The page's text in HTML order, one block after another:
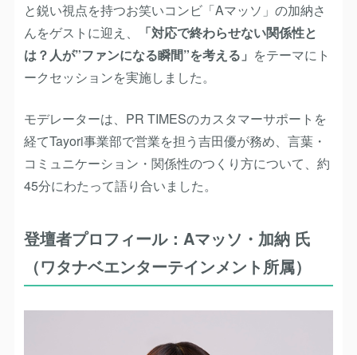
と鋭い視点を持つお笑いコンビ「Aマッソ」の加納さ
んをゲストに迎え、
「対応で終わらせない関係性と
は？人が”ファンになる瞬間”を考える」 をテーマにト
ークセッションを実施しました。
モデレーターは、PR TIMESのカスタマーサポートを
経てTayori事業部で営業を担う吉田優が務め、言葉・
コミュニケーション・関係性のつくり方について、約
45分にわたって語り合いました。
登壇者プロフィール：Aマッソ・加納 氏
（ワタナベエンターテインメント所属）